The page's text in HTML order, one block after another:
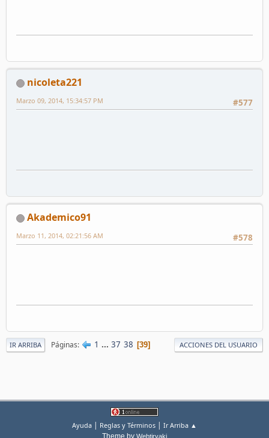
nicoleta221
#577
Marzo 09, 2014, 15:34:57 PM
Akademico91
#578
Marzo 11, 2014, 02:21:56 AM
IR ARRIBA Páginas 1 ... 37 38 39 ACCIONES DEL USUARIO
Ayuda | Reglas y Términos | Ir Arriba ▲
Webtiryaki